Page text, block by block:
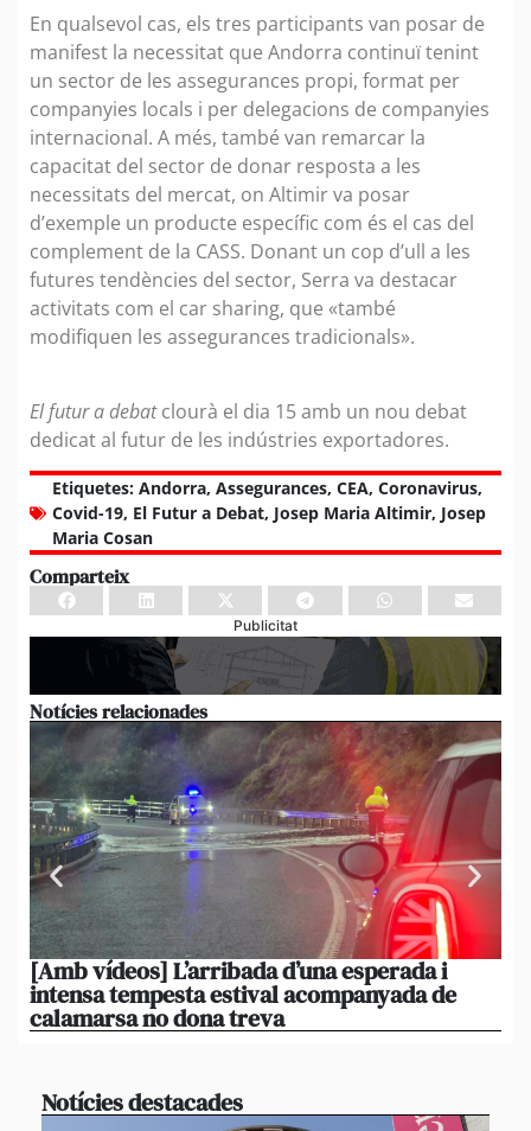
En qualsevol cas, els tres participants van posar de
manifest la necessitat que Andorra continuï tenint
un sector de les assegurances propi, format per
companyies locals i per delegacions de companyies
internacional. A més, també van remarcar la
capacitat del sector de donar resposta a les
necessitats del mercat, on Altimir va posar
d’exemple un producte específic com és el cas del
complement de la CASS. Donant un cop d’ull a les
futures tendències del sector, Serra va destacar
activitats com el car sharing, que «també
modifiquen les assegurances tradicionals».
El futur a debatclourà el dia 15 amb un nou debat
dedicat al futur de les indústries exportadores.
Etiquetes: Andorra, Assegurances, CEA, Coronavirus,
Covid-19, El Futur a Debat, Josep Maria Altimir, Josep
Maria Cosan
Comparteix
Publicitat
Notícies relacionades
[Amb vídeos] L’arribada d’una esperada i
intensa tempesta estival acompanyada de
calamarsa no dona treva
Notícies destacades